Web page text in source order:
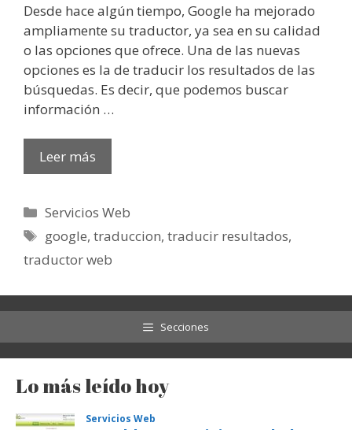
Desde hace algún tiempo, Google ha mejorado
ampliamente su traductor, ya sea en su calidad
o las opciones que ofrece. Una de las nuevas
opciones es la de traducir los resultados de las
búsquedas. Es decir, que podemos buscar
información …
Leer más
Categorías
Servicios Web
Etiquetas
google,traduccion,traducir resultados,
traductor web
Secciones
Lo más leído hoy